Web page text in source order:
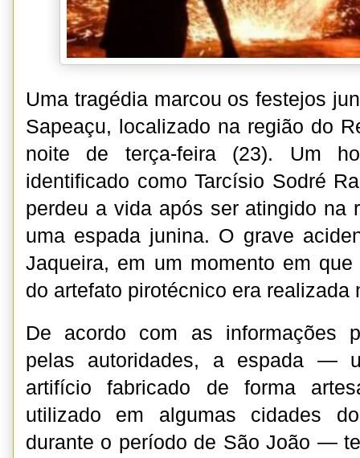
Uma tragédia marcou os festejos
Sapeaçu, localizado na região do
noite de terça-feira (23). Um
identificado como Tarcísio Sodré
perdeu a vida após ser atingido na
uma espada junina. O grave
Jaqueira, em um momento em
do artefato pirotécnico era realizada
De acordo com as informações
pelas autoridades, a espada —
artifício fabricado de forma
utilizado em algumas cidades
durante o período de São João —